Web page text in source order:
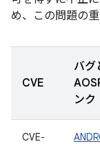
め、この問題の
CVE
バグ
ンク
CVE-